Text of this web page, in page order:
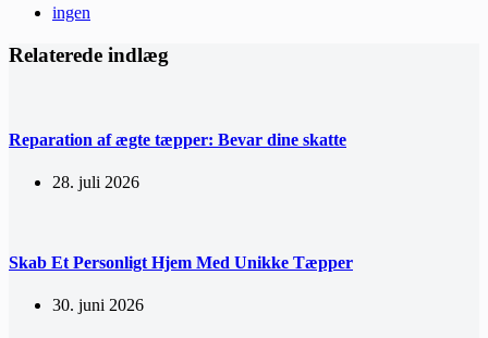
ingen
Relaterede indlæg
Reparation af ægte tæpper: Bevar dine skatte
28. juli 2026
Skab Et Personligt Hjem Med Unikke Tæpper
30. juni 2026